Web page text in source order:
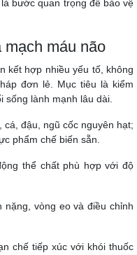
bước quan trọng để bảo vệ
máu não
kết hợp nhiều yếu tố, không
đơn lẻ. Mục tiêu là kiểm
sống lành mạnh lâu dài.
cá, đậu, ngũ cốc nguyên hạt;
phẩm chế biến sẵn.
thể chất phù hợp với độ
nặng, vòng eo và điều chỉnh
chế tiếp xúc với khói thuốc